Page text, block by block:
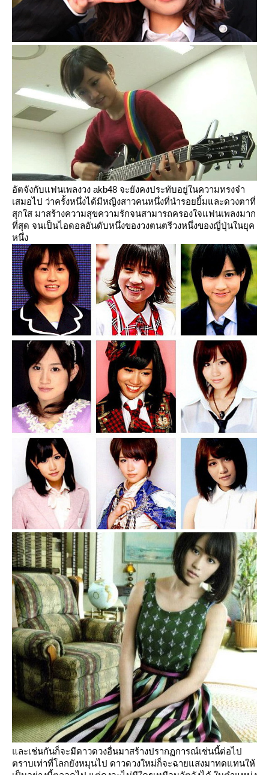
อัตจังกับแฟนเพลงวง akb48 จะยังคงประทับอยู่ในความทรงจำ
เสมอไป ว่าครั้งหนึ่งได้มีหญิงสาวคนหนึ่งที่นำรอยยิ้มและดวงตาที่
สุกใส มาสร้างความสุขความรักจนสามารถครองใจแฟนเพลงมาก
ที่สุด จนเป็นไอดอลอันดับหนึ่งของวงตนตรีวงหนึ่งของญี่ปุ่นในยุค
หนึ่ง
ละเช่นกันก็จะมีดาวดวงอื่นมาสร้างปรากฏการณ์เช่นนี้ต่อไป
ตราบเท่าที่โลกยังหมุนไป ดาวดวงใหม่ก็จะฉายแสงมาทดแทนให้